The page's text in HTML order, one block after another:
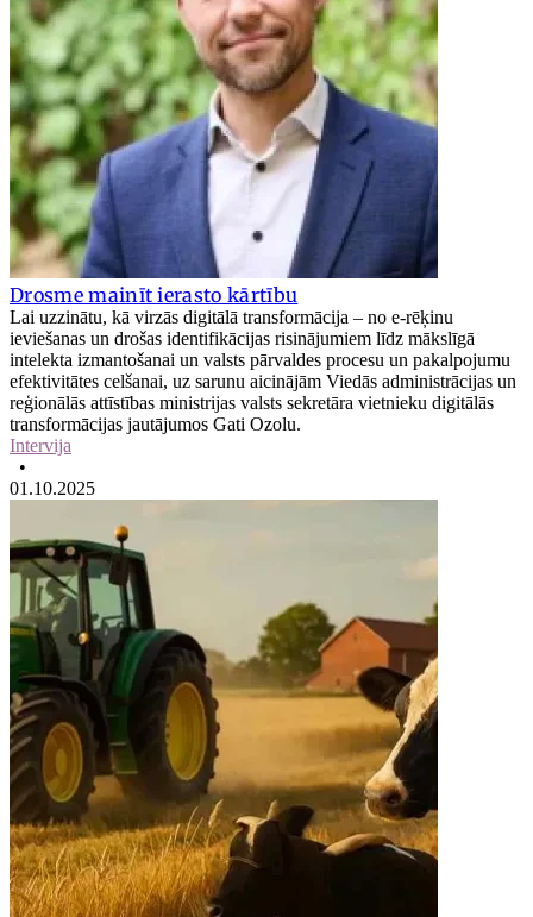
Drosme mainīt ierasto kārtību
Lai uzzinātu, kā virzās digitālā transformācija – no e-rēķinu
ieviešanas un drošas identifikācijas risinājumiem līdz mākslīgā
intelekta izmantošanai un valsts pārvaldes procesu un pakalpojumu
efektivitātes celšanai, uz sarunu aicinājām Viedās administrācijas un
reģionālās attīstības ministrijas valsts sekretāra vietnieku digitālās
transformācijas jautājumos Gati Ozolu.
Intervija
•
01.10.2025